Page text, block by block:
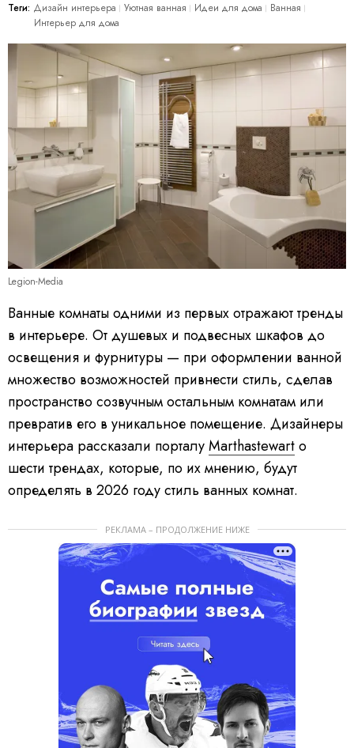
Теги: Дизайн интерьера Уютная ванная Идеи для дома
Ванная
Интерьер для дома
Legion-Media
Ванные комнаты одними из первых отражают тренды
в интерьере. От душевых и подвесных шкафов до
освещения и фурнитуры — при оформлении ванной
множество возможностей привнести стиль, сделав
пространство созвучным остальным комнатам или
превратив его в уникальное помещение. Дизайнеры
интерьера рассказали порталуMarthastewartо
шести трендах, которые, по их мнению, будут
определять в 2026 году стиль ванных комнат.
РЕКЛАМА – ПРОДОЛЖЕНИЕ НИЖЕ